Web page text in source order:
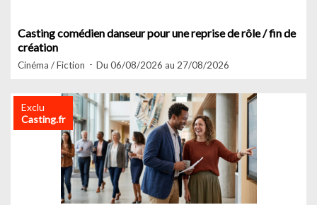
Casting comédien danseur pour une reprise de rôle / fin de
création
Cinéma / Fiction Du 06/08/2026 au 27/08/2026
Exclu
Casting.fr